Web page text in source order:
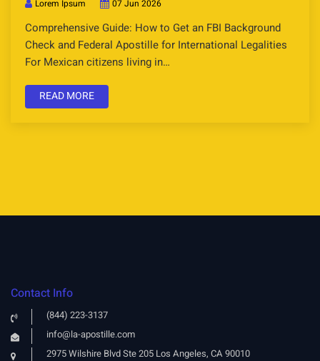
Lorem Ipsum 07 Jun 2026
Comprehensive Guide: How to Get an FBI Background
Check and Federal Apostille for International Legalities
For Mexican citizens living in…
READ MORE
Contact Info
(844) 223-3137
info@la-apostille.com
2975 Wilshire Blvd Ste 205 Los Angeles, CA 90010